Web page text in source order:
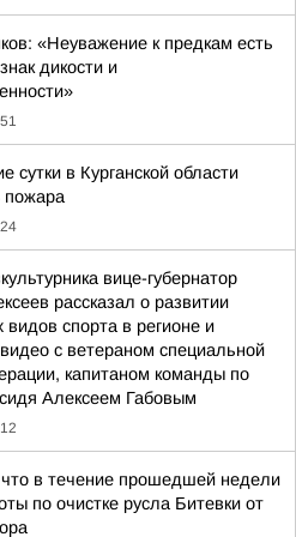
«Неуважение к предкам есть
дикости и
сутки в Курганской области
пожара
вице-губернатор
рассказал о развитии
видов спорта в регионе и
с ветераном специальной
капитаном команды по
Алексеем Габовым
в течение прошедшей недели
по очистке русла Битевки от